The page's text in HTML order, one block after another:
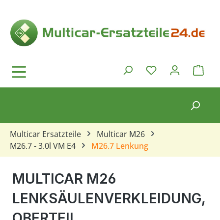
Du hast 0
Multicar Ersatzteile
Multicar M26
M26.7 - 3.0l VM E4
M26.7 Lenkung
MULTICAR M26
LENKSÄULENVERKLEIDUNG,